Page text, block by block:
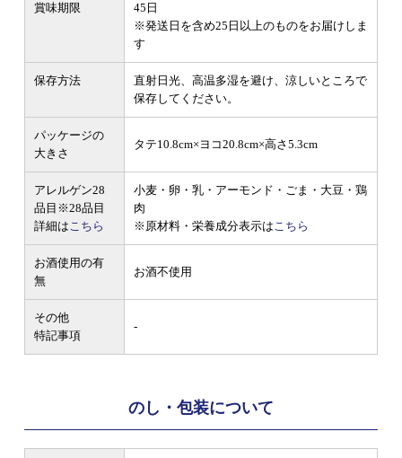
賞味期限
45日
※発送日を含め25日以上のものをお届けしま
す
保存方法
直射日光、高温多湿を避け、涼しいところで
保存してください。
パッケージの
大きさ
タテ10.8cm×ヨコ20.8cm×高さ5.3cm
アレルゲン28
品目 ※28品目
詳細はこちら
小麦・卵・乳・アーモンド・ごま・大豆・鶏
肉
※原材料・栄養成分表示はこちら
お酒使用の有
無
お酒不使用
その他
特記事項
-
のし・包装について